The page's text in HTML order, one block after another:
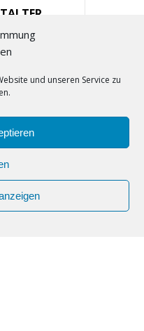
und unseren Service zu
(0)30
E-Mail
berlin.de/